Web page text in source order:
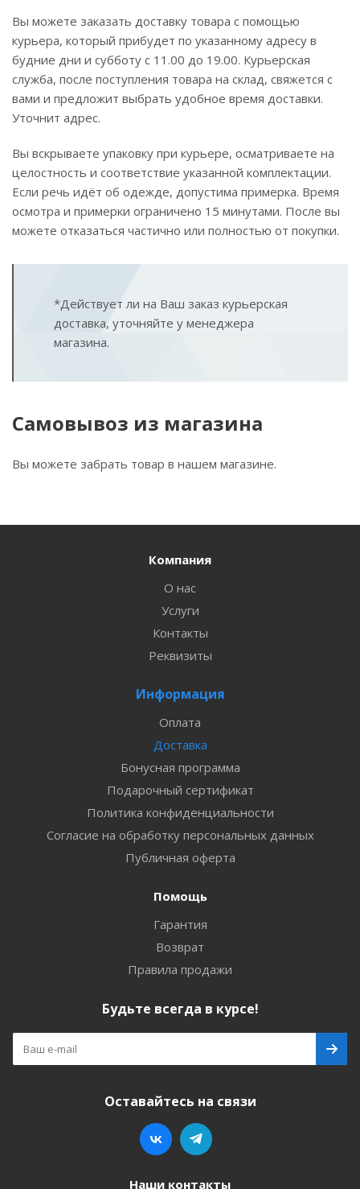
Вы можете заказать доставку товара с помощью
курьера, который прибудет по указанному адресу в
будние дни и субботу с 11.00 до 19.00. Курьерская
служба, после поступления товара на склад, свяжется с
вами и предложит выбрать удобное время доставки.
Уточнит адрес.
Вы вскрываете упаковку при курьере, осматриваете на
целостность и соответствие указанной комплектации.
Если речь идёт об одежде, допустима примерка. Время
осмотра и примерки ограничено 15 минутами. После вы
можете отказаться частично или полностью от покупки.
*Действует ли на Ваш заказ курьерская
доставка, уточняйте у менеджера
магазина.
Самовывоз из магазина
Вы можете забрать товар в нашем магазине.
Компания
О нас
Услуги
Контакты
Реквизиты
Информация
Оплата
Доставка
Бонусная программа
Подарочный сертификат
Политика конфиденциальности
Согласие на обработку персональных данных
Публичная оферта
Помощь
Гарантия
Возврат
Правила продажи
Будьте всегда в курсе!
Оставайтесь на связи
Наши контакты